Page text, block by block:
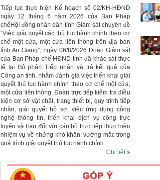
Tiếp tục thực hiện Kế hoạch số 02/KH-HĐND
ngày 12 tháng 6 năm 2026 của Ban Pháp
chếHội đồng nhân dân tỉnh Giám sát chuyên đề
“Việc giải quyết các thủ tục hành chính theo cơ
chế một cửa, một cửa liên thông trên địa bàn
tỉnh An Giang”, ngày 06/8/2026 Đoàn Giám sát
của Ban Pháp chế HĐND tỉnh đã khảo sát thực
tế tại Bộ phận Tiếp nhận và trả kết quả của
Công an tỉnh, nhằm đánh giá việc triển khai giải
quyết thủ tục hành chính theo cơ chế một cửa,
một cửa liên thông. Đoàn trực tiếp kiểm tra điều
kiện cơ sở vật chất, trang thiết bị, quy trình tiếp
nhận, giải quyết hồ sơ; việc ứng dụng công
nghệ thông tin, triển khai dịch vụ công trực
tuyến và trao đổi với cán bộ trực tiếp thực hiện
nhiệm vụ về những khó khăn, vướng mắc trong
quá trình giải quyết thủ tục hành chính.
Chi tiết